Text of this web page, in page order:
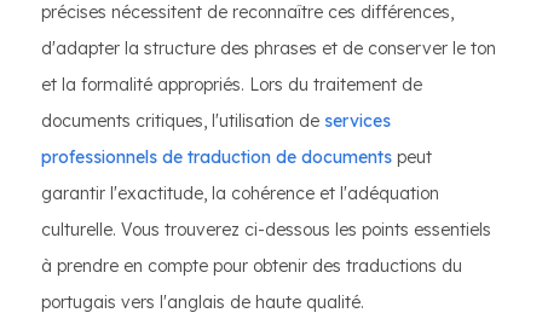
précises nécessitent de reconnaître ces différences,
d'adapter la structure des phrases et de conserver le ton
et la formalité appropriés. Lors du traitement de
documents critiques, l'utilisation de services
professionnels de traduction de documents peut
garantir l'exactitude, la cohérence et l'adéquation
culturelle. Vous trouverez ci-dessous les points essentiels
à prendre en compte pour obtenir des traductions du
portugais vers l'anglais de haute qualité.